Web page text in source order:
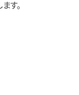
す。